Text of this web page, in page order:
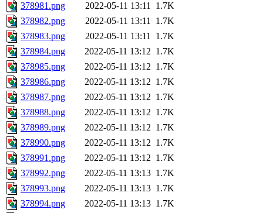
378981.png
2022-05-11 13:11 1.7K
378982.png
2022-05-11 13:11 1.7K
378983.png
2022-05-11 13:11 1.7K
378984.png
2022-05-11 13:12 1.7K
378985.png
2022-05-11 13:12 1.7K
378986.png
2022-05-11 13:12 1.7K
378987.png
2022-05-11 13:12 1.7K
378988.png
2022-05-11 13:12 1.7K
378989.png
2022-05-11 13:12 1.7K
378990.png
2022-05-11 13:12 1.7K
378991.png
2022-05-11 13:12 1.7K
378992.png
2022-05-11 13:13 1.7K
378993.png
2022-05-11 13:13 1.7K
378994.png
2022-05-11 13:13 1.7K